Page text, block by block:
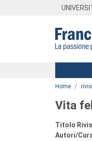
Menu
Home
Vita
Titolo
Autori/